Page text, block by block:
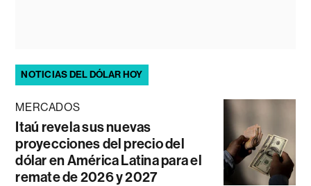
NOTICIAS DEL DÓLAR HOY
MERCADOS
Itaú revela sus nuevas
proyecciones del precio del
dólar en América Latina para el
remate de 2026 y 2027